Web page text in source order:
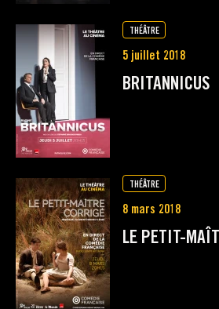
THÉÂTRE
5 juillet 2018
BRITANNICUS
THÉÂTRE
8 mars 2018
LE PETIT-